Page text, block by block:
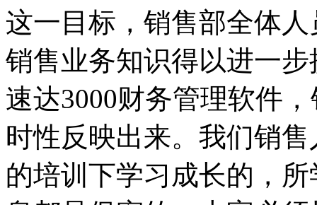
这一目标，销售部全体
销售业务知识得以进一
速达3000财务管理软件
时性反映出来。我们销
的培训下学习成长的，